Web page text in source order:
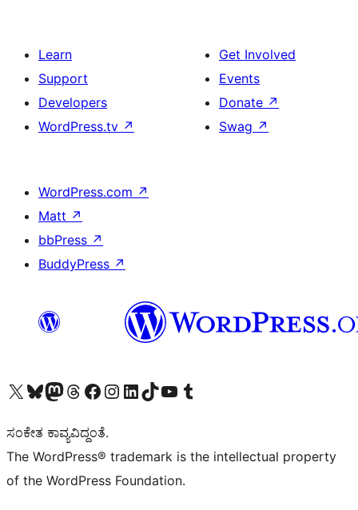
Learn
Support
Developers
WordPress.tv ↗
Get Involved
Events
Donate ↗
Swag ↗
WordPress.com ↗
Matt ↗
bbPress ↗
BuddyPress ↗
Visit our X (formerly Twitter) account
Visit our Bluesky account
Visit our Mastodon account
Visit our Threads account
Visit our Facebook page
Visit our Instagram account
Visit our LinkedIn account
Visit our TikTok account
Visit our YouTube channel
Visit our Tumblr account
ಸಂಕೇತ ಕಾವ್ಯವಿದ್ದಂತೆ.
The WordPress® trademark is the intellectual property
of the WordPress Foundation.